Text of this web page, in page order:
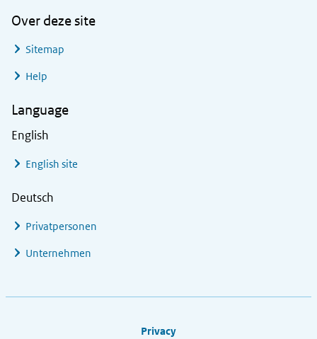
Over deze site
Sitemap
Help
Language
English
English site
Deutsch
Privatpersonen
Unternehmen
Privacy